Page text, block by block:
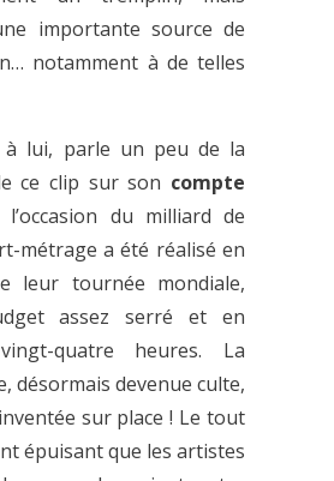
importante source de
notamment à de telles
à lui, parle un peu de la
ce clip sur son compte
l’occasion du milliard de
métrage a été réalisé en
leur tournée mondiale,
assez serré et en
quatre heures. La
désormais devenue culte,
sur place ! Le tout
épuisant que les artistes